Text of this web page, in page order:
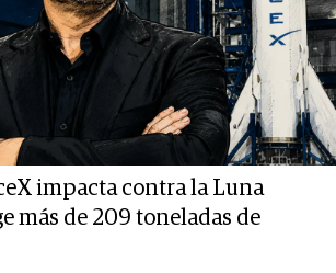
impacta contra la Luna
más de 209 toneladas de